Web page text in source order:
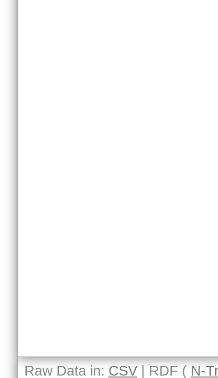
Raw Data in: CSV| RDF ( N-